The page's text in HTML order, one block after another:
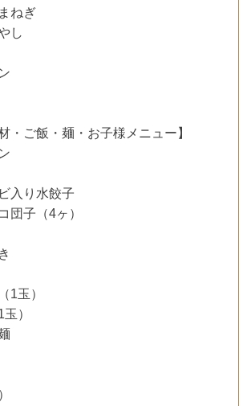
ねぎ
し
・ご飯・麺・お子様メニュー】
入り水餃子
団子（4ヶ）
1玉）
）